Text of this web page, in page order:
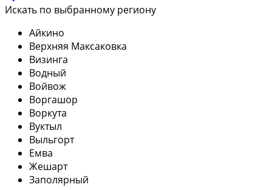
Искать по выбранному региону
Айкино
Верхняя Максаковка
Визинга
Водный
Войвож
Воргашор
Воркута
Вуктыл
Выльгорт
Емва
Жешарт
Заполярный